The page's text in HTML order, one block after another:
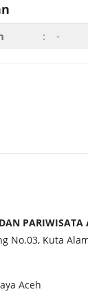
: -
PARIWISATA
No.03, Kuta
Aceh